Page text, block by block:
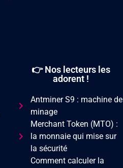
👉 Nos lecteurs les
adorent !
Antminer S9 : machine de
minage
Merchant Token (MTO) :
la monnaie qui mise sur
la sécurité
Comment calculer la